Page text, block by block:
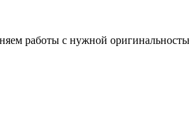
работы с нужной